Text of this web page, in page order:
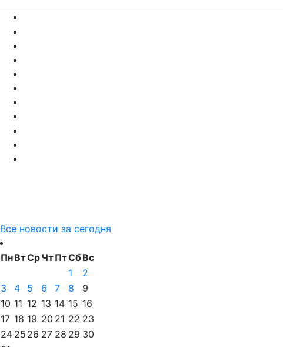
Все новости за сегодня
ПнВтСрЧтПтСбВс
1
2
3
4 5 6 7 8
9
10 11 12 13 14 15 16
17 18 19 20 21 22 23
24 25 26 27 28 29 30